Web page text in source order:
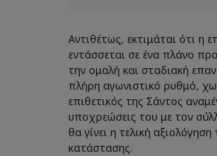
Αντιθέτως, εκτιμάται ότι η
εντάσσεται σε ένα πλάνο
την ομαλή και σταδιακή
πλήρη αγωνιστικό ρυθμό,
επιθετικός της Σάντος
υποχρεώσεις του με τον
θα γίνει η τελική
κατάστασης.